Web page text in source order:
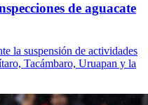
de aguacate
la suspensión de actividades
Tacámbaro, Uruapan y la